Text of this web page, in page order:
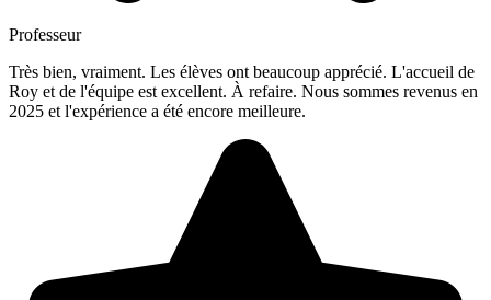
Professeur
Très bien, vraiment. Les élèves ont beaucoup apprécié. L'accueil de
Roy et de l'équipe est excellent. À refaire. Nous sommes revenus en
2025 et l'expérience a été encore meilleure.